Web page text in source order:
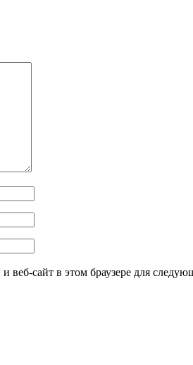
веб-сайт в этом браузере для